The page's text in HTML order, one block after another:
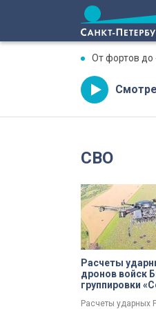
От фортов до
СВО
Расчеты
дронов войск
группировки
Расчеты ударных